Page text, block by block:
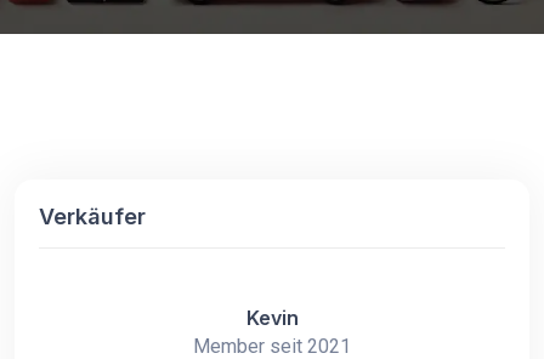
Verkäufer
Kevin
Member seit 2021